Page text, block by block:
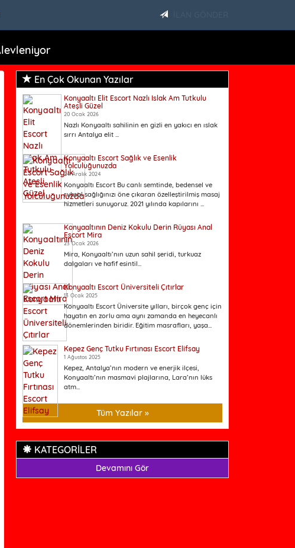
En Çok Okunan Yazılar
Konyaaltı Elit Escort Nazlı Islak Am Tutkulu
Ateşli Güzel
20 Ocak 2026
Nazlı Konyaaltı sahilinin en gizli en yakıcı en ıslak
sırrı Antalya elit ...
Konyaaltı Escort Sağlık ve Esenlik
Yolculuğunuzda
24 Aralık 2024
Konyaaltı Escort Bu canlı semtinde, bedensel ve
ruhsal sağlığınızı öne çıkaran özelleştirilmiş masaj
hizmetleri sunuyoruz. 2021 yılında kapılarını ...
Konyaaltının Deniz Kokulu Derin Rüyası Anal
Escort Mira
23 Ocak 2026
Mira, Konyaaltı’nın uzun sahil şeridi, turkuaz
dalgaları ve hafif esintil...
Konyaaltı Escort Üniversiteli Çıtırlar
13 Ocak 2025
Konyaaltı Escort Üniversite yılları, birçok genç için
hayatın en zorlu ama aynı zamanda en heyecanlı
dönemlerinden biridir. Eğitim masrafları, yaşa...
Kepez Genç Tutku Fırtınası Escort Elifsay
1 Ağustos 2025
Kepez, Antalya’nın modern ve enerjik ilçesi,
Konyaaltı’nın masmavi plajlarına, Lara’nın lüks
atm...
Tüm Yazılar »
KATEGORİLER
Devamını Gör